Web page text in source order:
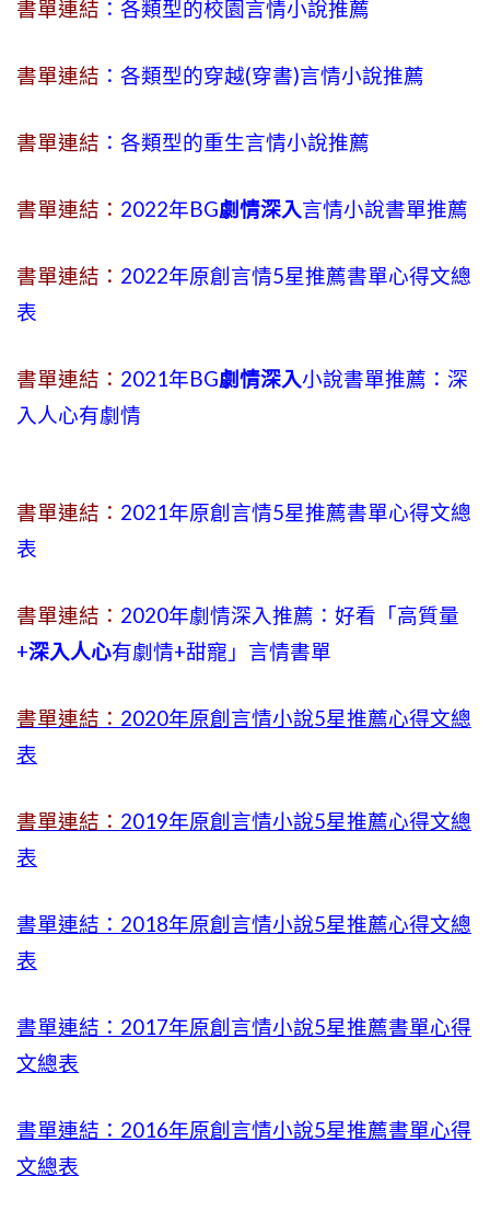
書單連結 ：各類型的校園言情小說推薦
書單連結 ：各類型的穿越(穿書)言情小說推薦
書單連結 ：各類型的重生言情小說推薦
書單連結： 2022年BG劇情深入言情小說書單推薦
書單連結： 2022年原創言情5星推薦書單心得文總
表
書單連結： 2021年BG劇情深入小說書單推薦：深
入人心有劇情
書單連結： 2021年原創言情5星推薦書單心得文總
表
書單連結： 2020年劇情深入推薦：好看「高質量
+深入人心有劇情+甜寵」言情書單
書單連結： 2020年原創言情小說5星推薦心得文總
表
書單連結： 2019年原創言情小說5星推薦心得文總
表
書單連結：2018年原創言情小說5星推薦心得文總
表
書單連結：2017年原創言情小說5星推薦書單心得
文總表
書單連結：2016年原創言情小說5星推薦書單心得
文總表